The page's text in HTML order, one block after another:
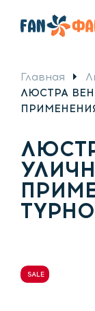
Главная
ЛЮСТРА
ПРИМЕНЕНИЯ
SALE